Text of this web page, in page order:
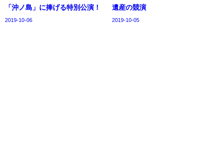
「沖ノ島」に捧げる特別公演！
2019-10-06
遺産の競演
2019-10-05